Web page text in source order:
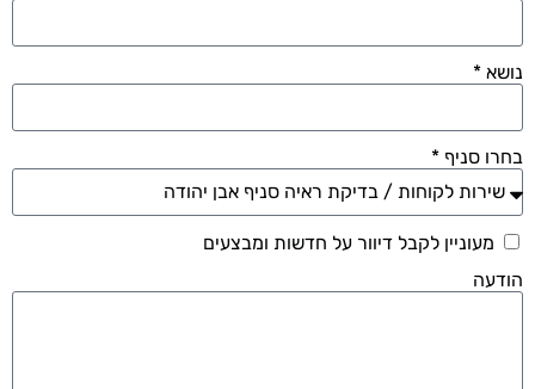
נושא *
בחרו סניף *
מעוניין לקבל דיוור על חדשות ומבצעים
הודעה